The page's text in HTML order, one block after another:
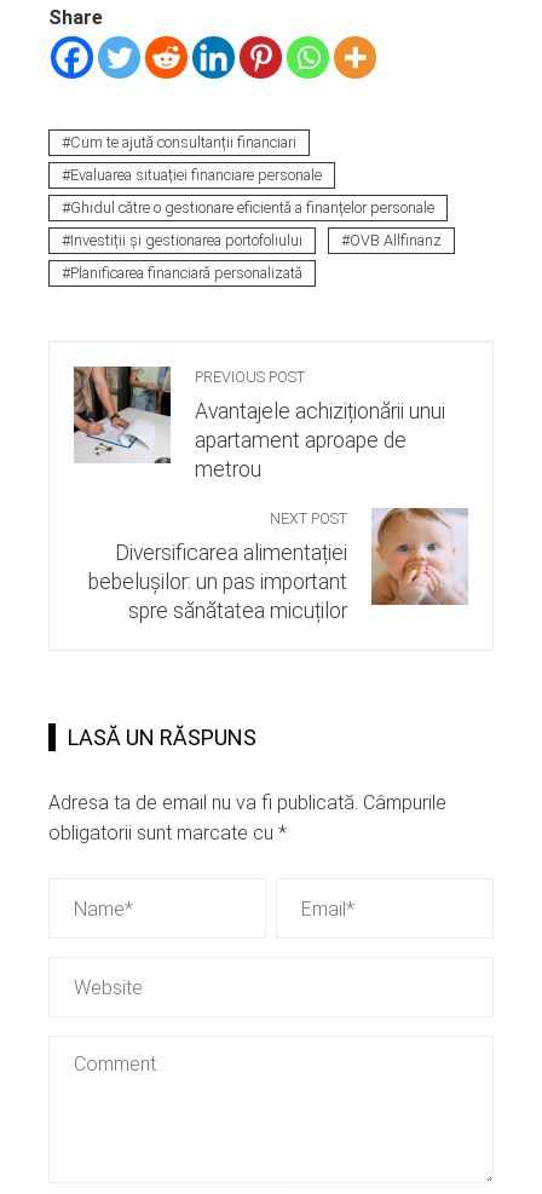
Share
Cum te ajută consultanții financiari
Evaluarea situației financiare personale
Ghidul către o gestionare eficientă a finanțelor personale
Investiții și gestionarea portofoliului
OVB Allfinanz
Planificarea financiară personalizată
PREVIOUS POST
Avantajele achiziționării unui
apartament aproape de
metrou
NEXT POST
Diversificarea alimentației
bebelușilor: un pas important
spre sănătatea micuților
LASĂ UN RĂSPUNS
Adresa ta de email nu va fi publicată. Câmpurile
obligatorii sunt marcate cu *